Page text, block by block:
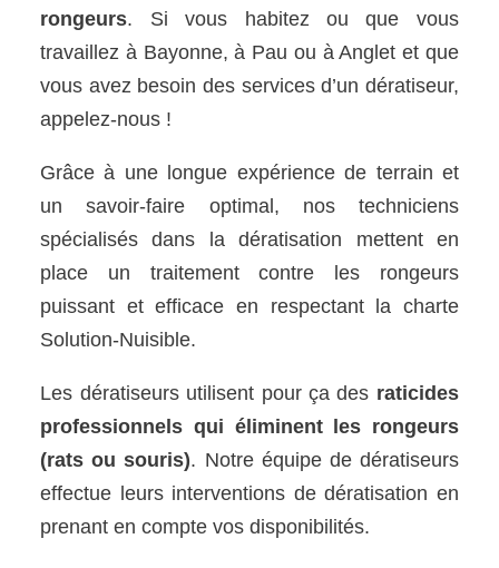
rongeurs. Si vous habitez ou que vous
travaillez à Bayonne, à Pau ou à Anglet et que
vous avez besoin des services d’un dératiseur,
appelez-nous !
Grâce à une longue expérience de terrain et
un savoir-faire optimal, nos techniciens
spécialisés dans la dératisation mettent en
place un traitement contre les rongeurs
puissant et efficace en respectant la charte
Solution-Nuisible.
Les dératiseurs utilisent pour ça des raticides
professionnels qui éliminent les rongeurs
(rats ou souris). Notre équipe de dératiseurs
effectue leurs interventions de dératisation en
prenant en compte vos disponibilités.